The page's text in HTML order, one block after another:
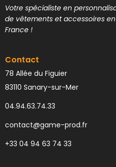
Votre spécialiste en
de vêtements et accessoires en
France !
Contact
78 Allée du Figuier
83110 Sanary-sur-Mer
04.94.63.74.33
contact@game-prod.fr
+33 04 94 63 74 33